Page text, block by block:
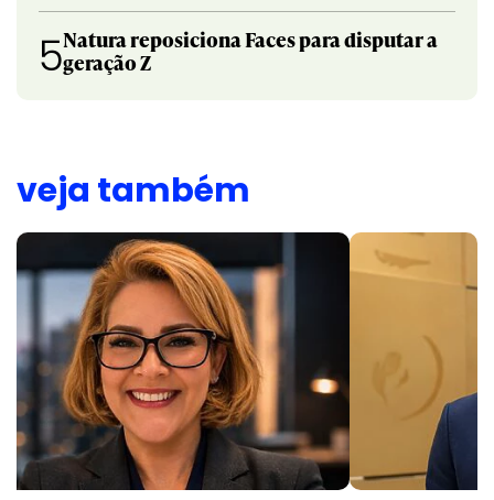
5Natura reposiciona Faces para disputar a
geração Z
veja também